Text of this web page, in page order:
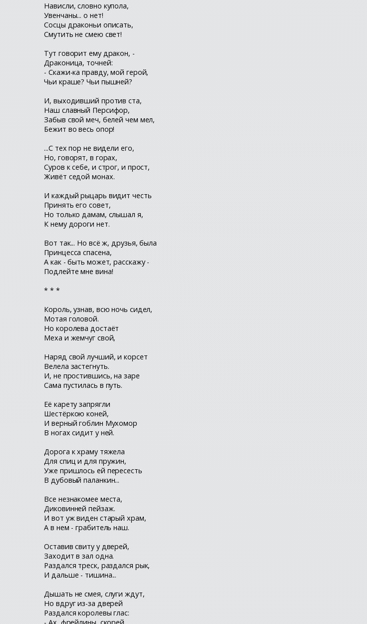
Нависли, словно купола,
Увенчаны... о нет!
Сосцы драконьи описать,
Смутить не смею свет!
Тут говорит ему дракон, -
Драконица, точней:
- Скажи-ка правду, мой герой,
Чьи краше? Чьи пышней?
И, выходивший против ста,
Наш славный Персифор,
Забыв свой меч, белей чем мел,
Бежит во весь опор!
...С тех пор не видели его,
Но, говорят, в горах,
Суров к себе, и строг, и прост,
Живёт седой монах.
И каждый рыцарь видит честь
Принять его совет,
Но только дамам, слышал я,
К нему дороги нет.
Вот так... Но всё ж, друзья, была
Принцесса спасена,
А как - быть может, расскажу -
Подлейте мне вина!
* * *
Король, узнав, всю ночь сидел,
Мотая головой.
Но королева достаёт
Меха и жемчуг свой,
Наряд свой лучший, и корсет
Велела застегнуть.
И, не простившись, на заре
Сама пустилась в путь.
Её карету запрягли
Шестёркою коней,
И верный гоблин Мухомор
В ногах сидит у ней.
Дорога к храму тяжела
Для спиц и для пружин,
Уже пришлось ей пересесть
В дубовый паланкин...
Все незнакомее места,
Диковинней пейзаж.
И вот уж виден старый храм,
А в нем - грабитель наш.
Оставив свиту у дверей,
Заходит в зал одна.
Раздался треск, раздался рык,
И дальше - тишина...
Дышать не смея, слуги ждут,
Но вдруг из-за дверей
Раздался королевы глас:
- Ах, фрейлины, скорей